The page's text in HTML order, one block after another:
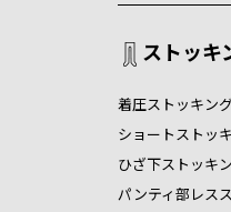
ストッキ
着圧ストッキン
ショートストッ
ひざ下ストッキ
パンティ部レス